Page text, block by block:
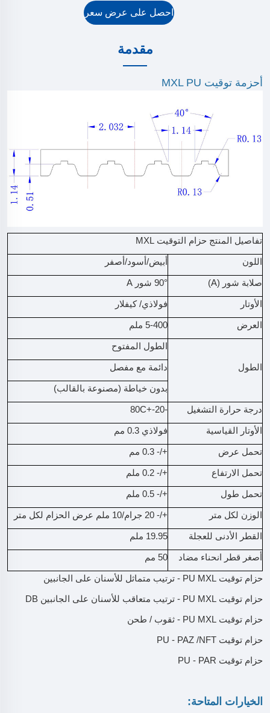
احصل على عرض سعر
مقدمة
أحزمة توقيت MXL PU
تفاصيل المنتج حزام التوقيت MXL
اللون أبيض/أسود/أصفر
صلابة شور (A) 90° شور A
الأوتار فولاذي/ كيفلار
العرض 5-400 ملم
الطول
الطول المفتوح
دائمة مع مفصل
بدون خياطة (مصنوعة بالقالب)
درجة حرارة التشغيل -20-+80C
الأوتار القياسية فولاذي 0.3 مم
تحمل عرض +/- 0.3 مم
تحمل الارتفاع +/- 0.2 ملم
تحمل طول +/- 0.5 ملم
الوزن لكل متر +/- 20 جرام/10 ملم عرض الحزام لكل متر
القطر الأدنى للعجلة 19.95 ملم
أصغر قطر انحناء مضاد 50 مم
حزام توقيت PU MXL - ترتيب متماثل للأسنان على الجانبين
حزام توقيت PU MXL - ترتيب متعاقب للأسنان على الجانبين DB
حزام توقيت PU MXL - ثقوب / طحن
حزام توقيت PU - PAZ /NFT
حزام توقيت PU - PAR
الخيارات المتاحة: